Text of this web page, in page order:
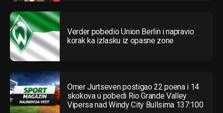
Verder pobedio Union Berlin i napravio
korak ka izlasku iz opasne zone
Omer Jurtseven postigao 22 poena i 14
skokova u pobedi Rio Grande Valley
Vipersa nad Windy City Bullsima 137:100